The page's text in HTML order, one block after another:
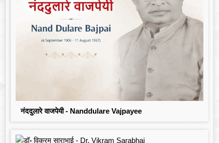
नंददुलारे वाजपेयी - Nanddulare Vajpayee